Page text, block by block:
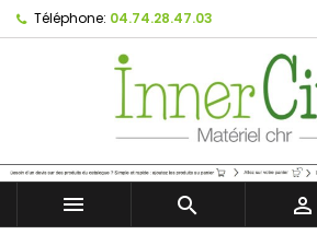
Téléphone: 04.74.28.47.03
  